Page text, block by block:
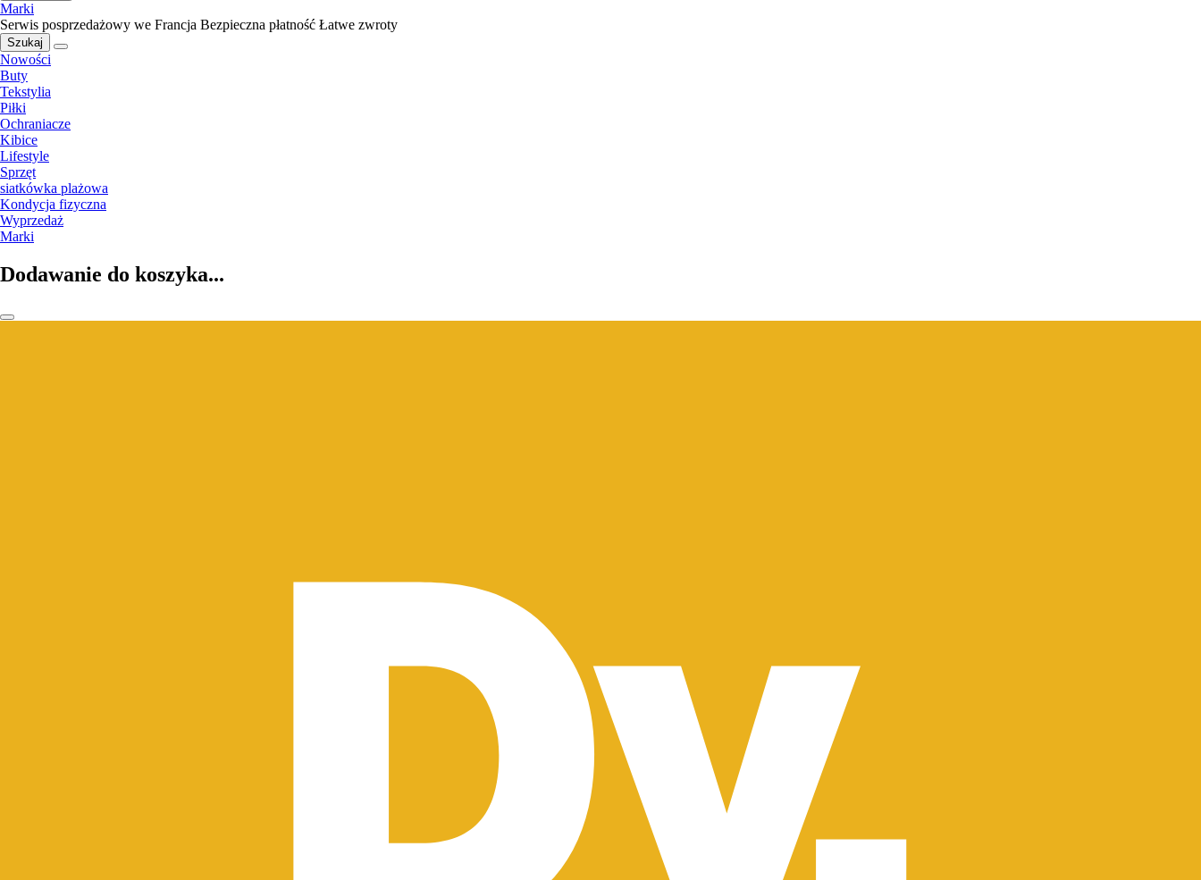
Marki
Serwis posprzedażowy we Francja Bezpieczna płatność Łatwe zwroty
Szukaj
Nowości
Buty
Tekstylia
Piłki
Ochraniacze
Kibice
Lifestyle
Sprzęt
siatkówka plażowa
Kondycja fizyczna
Wyprzedaż
Marki
Dodawanie do koszyka...